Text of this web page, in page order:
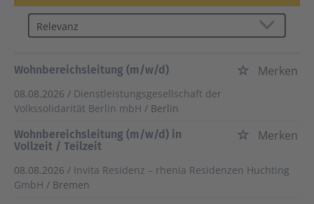
Wohnbereichsleitung (m/w/d) Merken
08.08.2026 / Dienstleistungsgesellschaft der
Volkssolidarität Berlin mbH / Berlin
Wohnbereichsleitung (m/w/d) in
Vollzeit / Teilzeit
Merken
08.08.2026 / Invita Residenz – rhenia Residenzen Huchting
GmbH / Bremen